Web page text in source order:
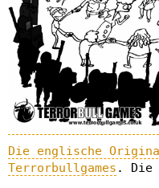
Die englische
Terrorbullgames . Die